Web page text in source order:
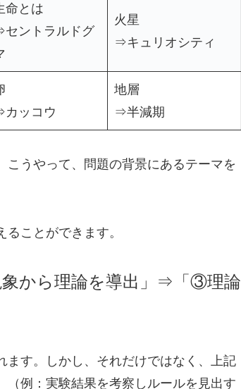
命とは
ントラルドグ
火星
⇒キュリオシティ
ッコウ
地層
⇒半減期
うやって、問題の背景にあるテーマを
ことができます。
から理論を導出」⇒「③理論
ます。しかし、それだけではなく、上記
例：実験結果を考察しルールを見出す